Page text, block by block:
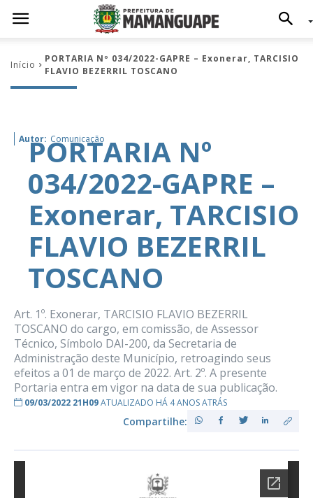
Início
PORTARIA Nº 034/2022-GAPRE – Exonerar, TARCISIO
FLAVIO BEZERRIL TOSCANO
Autor: Comunicação
PORTARIA Nº
034/2022-GAPRE –
Exonerar, TARCISIO
FLAVIO BEZERRIL
TOSCANO
Art. 1º. Exonerar, TARCISIO FLAVIO BEZERRIL
TOSCANO do cargo, em comissão, de Assessor
Técnico, Símbolo DAI-200, da Secretaria de
Administração deste Município, retroagindo seus
efeitos a 01 de março de 2022. Art. 2º. A presente
Portaria entra em vigor na data de sua publicação.
09/03/2022 21H09ATUALIZADO HÁ 4 ANOS ATRÁS
Compartilhe: